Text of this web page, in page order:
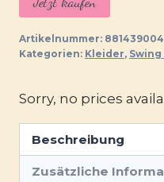
Artikelnummer:
Kategorien: Kleider,
Sorry, no prices
Beschreibung
Zusätzliche